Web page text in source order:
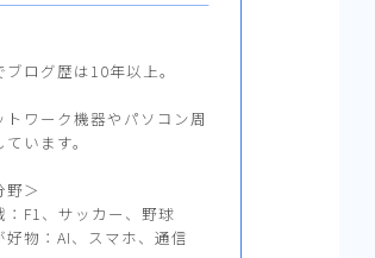
ログ歴は10年以上。
ワーク機器やパソコン周
います。
野＞
F1、サッカー、野球
物：AI、スマホ、通信